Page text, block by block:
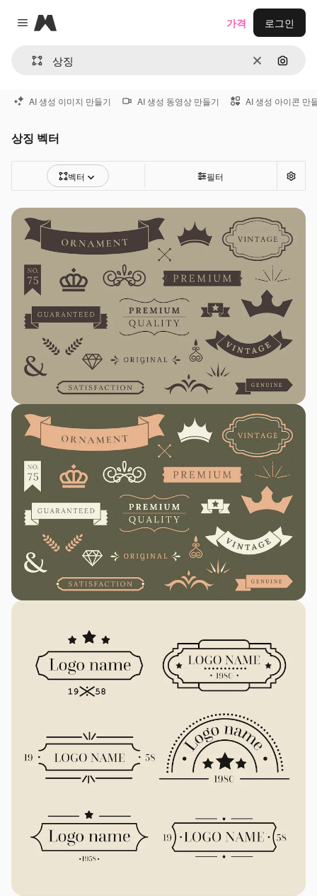
Close menu
Magnific
지우기이미지
가격 로그인
AI 생성 이미지 만들기 AI 생성 동영상 만들기 AI 생성 아이콘 만
상징 벡터
벡터 필터